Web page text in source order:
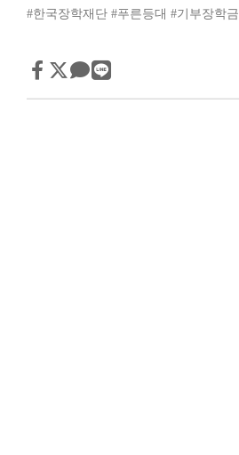
#한국장학재단 #푸른등대 #기부장학금